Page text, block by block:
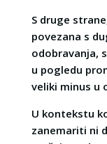
S druge
povezana s
odobravanja,
u pogledu
veliki minus u
U kontekstu
zanemariti ni